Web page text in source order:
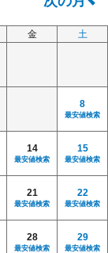
金 土
8
最安値検索
14
最安値検索
15
最安値検索
21
最安値検索
22
最安値検索
28
最安値検索
29
最安値検索